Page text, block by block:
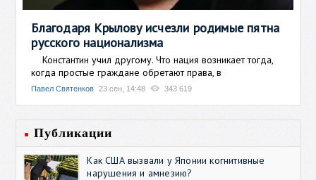
Благодаря Крылову исчезли родимые пятна
русского национализма
Константин учил другому. Что нация возникает тогда,
когда простые граждане обретают права, в
Павел Святенков 23 сен, 14:48 343 619
Публикации
Как США вызвали у Японии когнитивные
нарушения и амнезию?